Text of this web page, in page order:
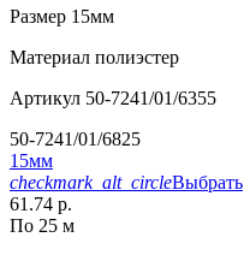
Размер 15мм
Материал полиэстер
Артикул 50-7241/01/6355
50-7241/01/6825
15мм
checkmark_alt_circleВыбрать
61.74 р.
По 25 м